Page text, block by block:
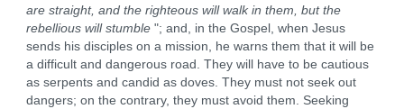
are straight, and the righteous will walk in them, but the
rebellious will stumble"; and, in the Gospel, when Jesus
sends his disciples on a mission, he warns them that it will be
a difficult and dangerous road. They will have to be cautious
as serpents and candid as doves. They must not seek out
dangers; on the contrary, they must avoid them. Seeking